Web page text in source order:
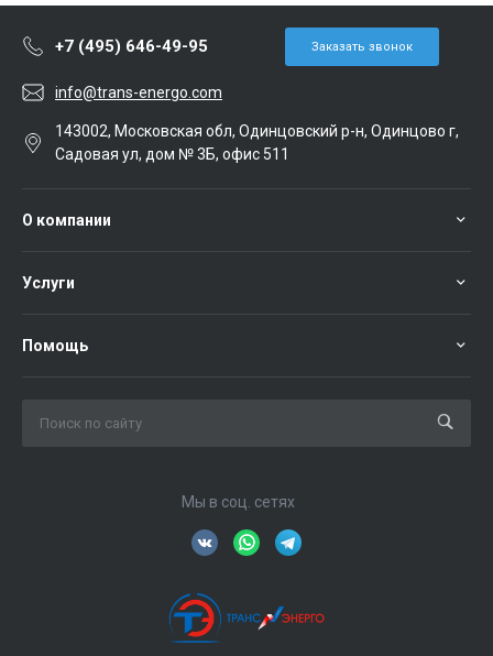
+7 (495) 646-49-95 Заказать звонок
info@trans-energo.com
143002, Московская обл, Одинцовский р-н, Одинцово г,
Садовая ул, дом № 3Б, офис 511
О компании
Услуги
Помощь
Мы в соц. сетях